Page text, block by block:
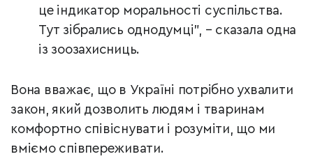
це індикатор моральності суспільства.
Тут зібрались однодумці", – сказала одна
із зоозахисниць.
Вона вважає, що в Україні потрібно ухвалити
закон, який дозволить людям і тваринам
комфортно співіснувати і розуміти, що ми
вміємо співпереживати.